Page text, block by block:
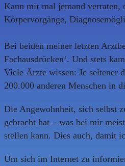
Kann mir mal jemand verraten,
Körpervorgänge,
Bei beiden meiner letzten
Fachausdrücken‘. Und stets
Viele Ärzte wissen: Je seltener
200.000 anderen Menschen in
Die Angewohnheit, sich selbst
gebracht hat – was bei mir
stellen kann. Dies auch, damit
Um sich im Internet zu